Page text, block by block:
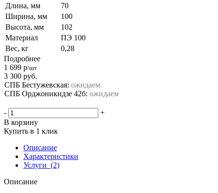
Длина, мм
70
Ширина, мм
100
Высота, мм
102
Материал
ПЭ 100
Вес, кг
0,28
Подробнее
1 699 р/шт
3 300 руб.
СПБ Бестужевская: ожидаем
СПБ Орджоникидзе 42б: ожидаем
-
+
В корзину
Купить в 1 клик
Описание
Характеристики
Услуги (2)
Описание